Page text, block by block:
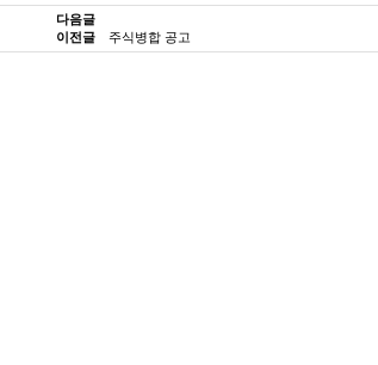
다음글
이전글
주식병합 공고